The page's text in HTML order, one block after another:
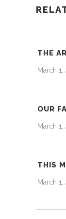
THE
March 1,
OUR
March 1,
THIS
March 1,